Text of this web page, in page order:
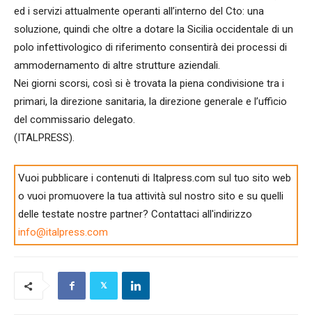
ed i servizi attualmente operanti all’interno del Cto: una
soluzione, quindi che oltre a dotare la Sicilia occidentale di un
polo infettivologico di riferimento consentirà dei processi di
ammodernamento di altre strutture aziendali.
Nei giorni scorsi, così si è trovata la piena condivisione tra i
primari, la direzione sanitaria, la direzione generale e l’ufficio
del commissario delegato.
(ITALPRESS).
Vuoi pubblicare i contenuti di Italpress.com sul tuo sito web
o vuoi promuovere la tua attività sul nostro sito e su quelli
delle testate nostre partner? Contattaci all'indirizzo
info@italpress.com